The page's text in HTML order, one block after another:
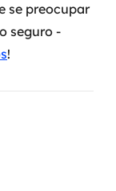
se preocupar
seguro -
!